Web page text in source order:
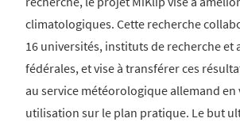
climatologiques. Cette recherche
16 universités, instituts de recherche et
fédérales, et vise à transférer ces
au service météorologique allemand en
utilisation sur le plan pratique. Le but